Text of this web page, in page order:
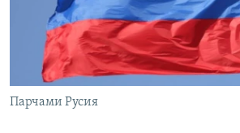
Парчами Русия